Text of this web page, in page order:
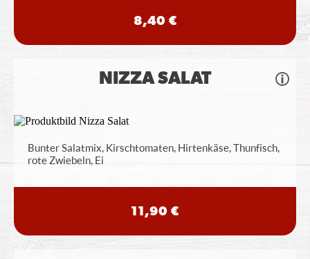
8,40 €
NIZZA SALAT
Bunter Salatmix, Kirschtomaten, Hirtenkäse, Thunfisch,
rote Zwiebeln, Ei
11,90 €